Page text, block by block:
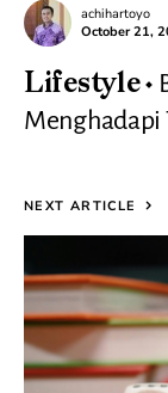
achihartoyo
October 21,
Lifestyle
Menghadapi
NEXT ARTICLE